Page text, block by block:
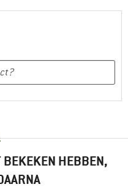
BEKEKEN HEBBEN,